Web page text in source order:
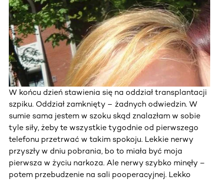
W końcu dzień stawienia się na oddział transplantacji
szpiku. Oddział zamknięty – żadnych odwiedzin. W
sumie sama jestem w szoku skąd znalazłam w sobie
tyle siły, żeby te wszystkie tygodnie od pierwszego
telefonu przetrwać w takim spokoju. Lekkie nerwy
przyszły w dniu pobrania, bo to miała być moja
pierwsza w życiu narkoza. Ale nerwy szybko minęły –
potem przebudzenie na sali pooperacyjnej. Lekko